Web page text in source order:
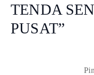
TENDA
PUSAT”